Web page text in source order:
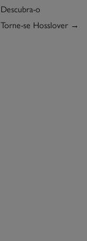
Descubra-o
Torne-se Hosslover →